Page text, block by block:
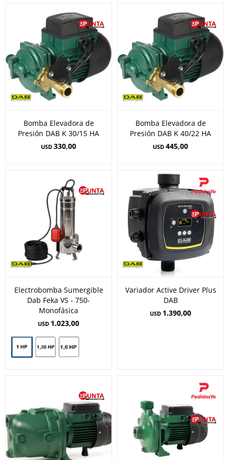
Bomba Elevadora de
Presión DAB K 30/15 HA
USD 330,00
Bomba Elevadora de
Presión DAB K 40/22 HA
USD 445,00
Electrobomba Sumergible
Dab Feka VS - 750-
Monofásica
USD 1.023,00
Variador Active Driver Plus
DAB
USD 1.390,00